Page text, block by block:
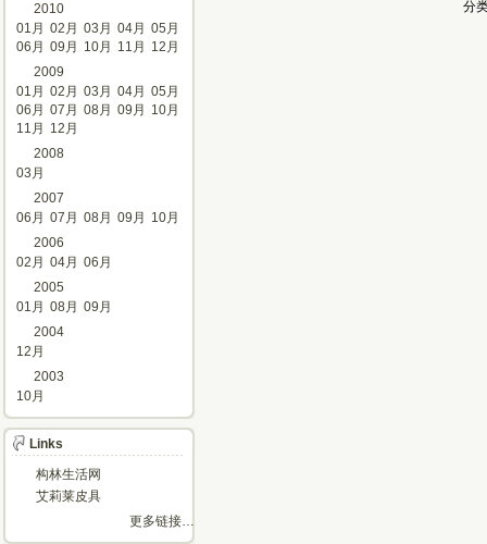
分
2010
01月 02月 03月 04月 05月
06月 09月 10月 11月
12月
2009
01月 02月 03月 04月 05月
06月 07月 08月 09月
10月
11月
12月
2008
03月
2007
06月 07月 08月 09月
10月
2006
02月 04月 06月
2005
01月 08月 09月
2004
12月
2003
10月
Links
构林生活网
艾莉莱皮具
更多链接…